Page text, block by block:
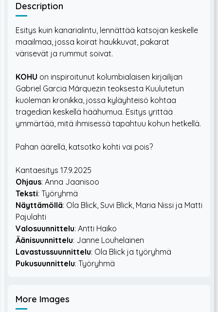
Description
Esitys kuin kanarialintu, lennättää katsojan keskelle
maailmaa, jossa koirat haukkuvat, pakarat
värisevät ja rummut soivat.
KOHU on inspiroitunut kolumbialaisen kirjailijan
Gabriel Garcia Márquezin teoksesta Kuulutetun
kuoleman kronikka, jossa kyläyhteisö kohtaa
tragedian keskellä häähumua. Esitys yrittää
ymmärtää, mitä ihmisessä tapahtuu kohun hetkellä.
Pahan äärellä, katsotko kohti vai pois?
Kantaesitys 17.9.2025
Ohjaus: Anna Jaanisoo
Teksti: Työryhmä
Näyttämöllä: Ola Blick, Suvi Blick, Maria Nissi ja Matti
Pajulahti
Valosuunnittelu: Antti Haiko
Äänisuunnittelu: Janne Louhelainen
Lavastussuunnittelu: Ola Blick ja työryhmä
Pukusuunnittelu
More Images